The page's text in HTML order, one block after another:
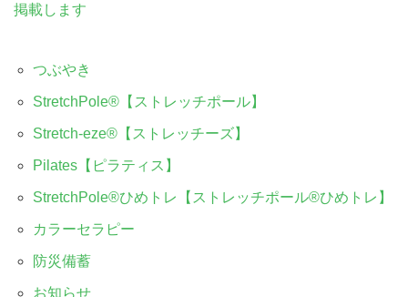
掲載します
つぶやき
StretchPole®︎【ストレッチポール】
Stretch-eze®︎【ストレッチーズ】
Pilates【ピラティス】
StretchPole®︎ひめトレ【ストレッチポール®︎ひめトレ】
カラーセラピー
防災備蓄
お知らせ